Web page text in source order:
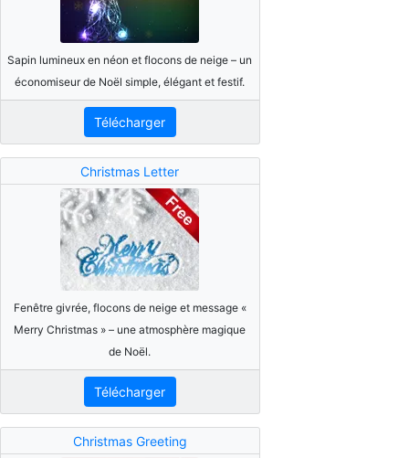
Sapin lumineux en néon et flocons de neige – un
économiseur de Noël simple, élégant et festif.
Télécharger
Christmas Letter
Fenêtre givrée, flocons de neige et message «
Merry Christmas » – une atmosphère magique
de Noël.
Télécharger
Christmas Greeting